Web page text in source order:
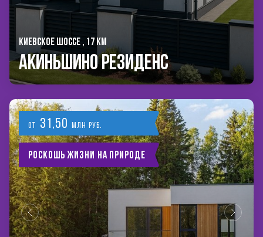
КИЕВСКОЕ ШОССЕ , 17 КМ
Акиньшино Резиденс
от 31,50 млн руб.
Роскошь жизни на природе